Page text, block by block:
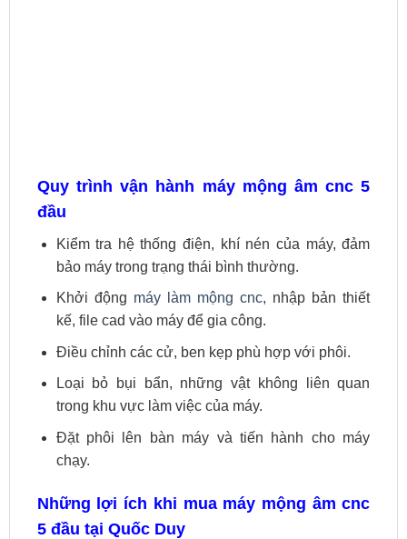
Quy trình vận hành máy mộng âm cnc 5
đầu
Kiểm tra hệ thống điện, khí nén của máy, đảm
bảo máy trong trạng thái bình thường.
Khởi động máy làm mộng cnc, nhập bản thiết
kế, file cad vào máy để gia công.
Điều chỉnh các cử, ben kẹp phù hợp với phôi.
Loại bỏ bụi bẩn, những vật không liên quan
trong khu vực làm việc của máy.
Đặt phôi lên bàn máy và tiến hành cho máy
chạy.
Những lợi ích khi mua máy mộng âm cnc
5 đầu tại Quốc Duy